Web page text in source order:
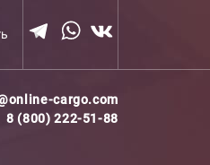
cargo.com
8 (800) 222-51-88